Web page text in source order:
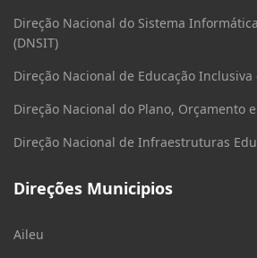
Direção Nacional do Sistema
(DNSIT)
Direção Nacional de Educação Inclusiva
Direção Nacional do Plano, Orçamento
Direção Nacional de Infraestruturas
Direções Municipios
Aileu